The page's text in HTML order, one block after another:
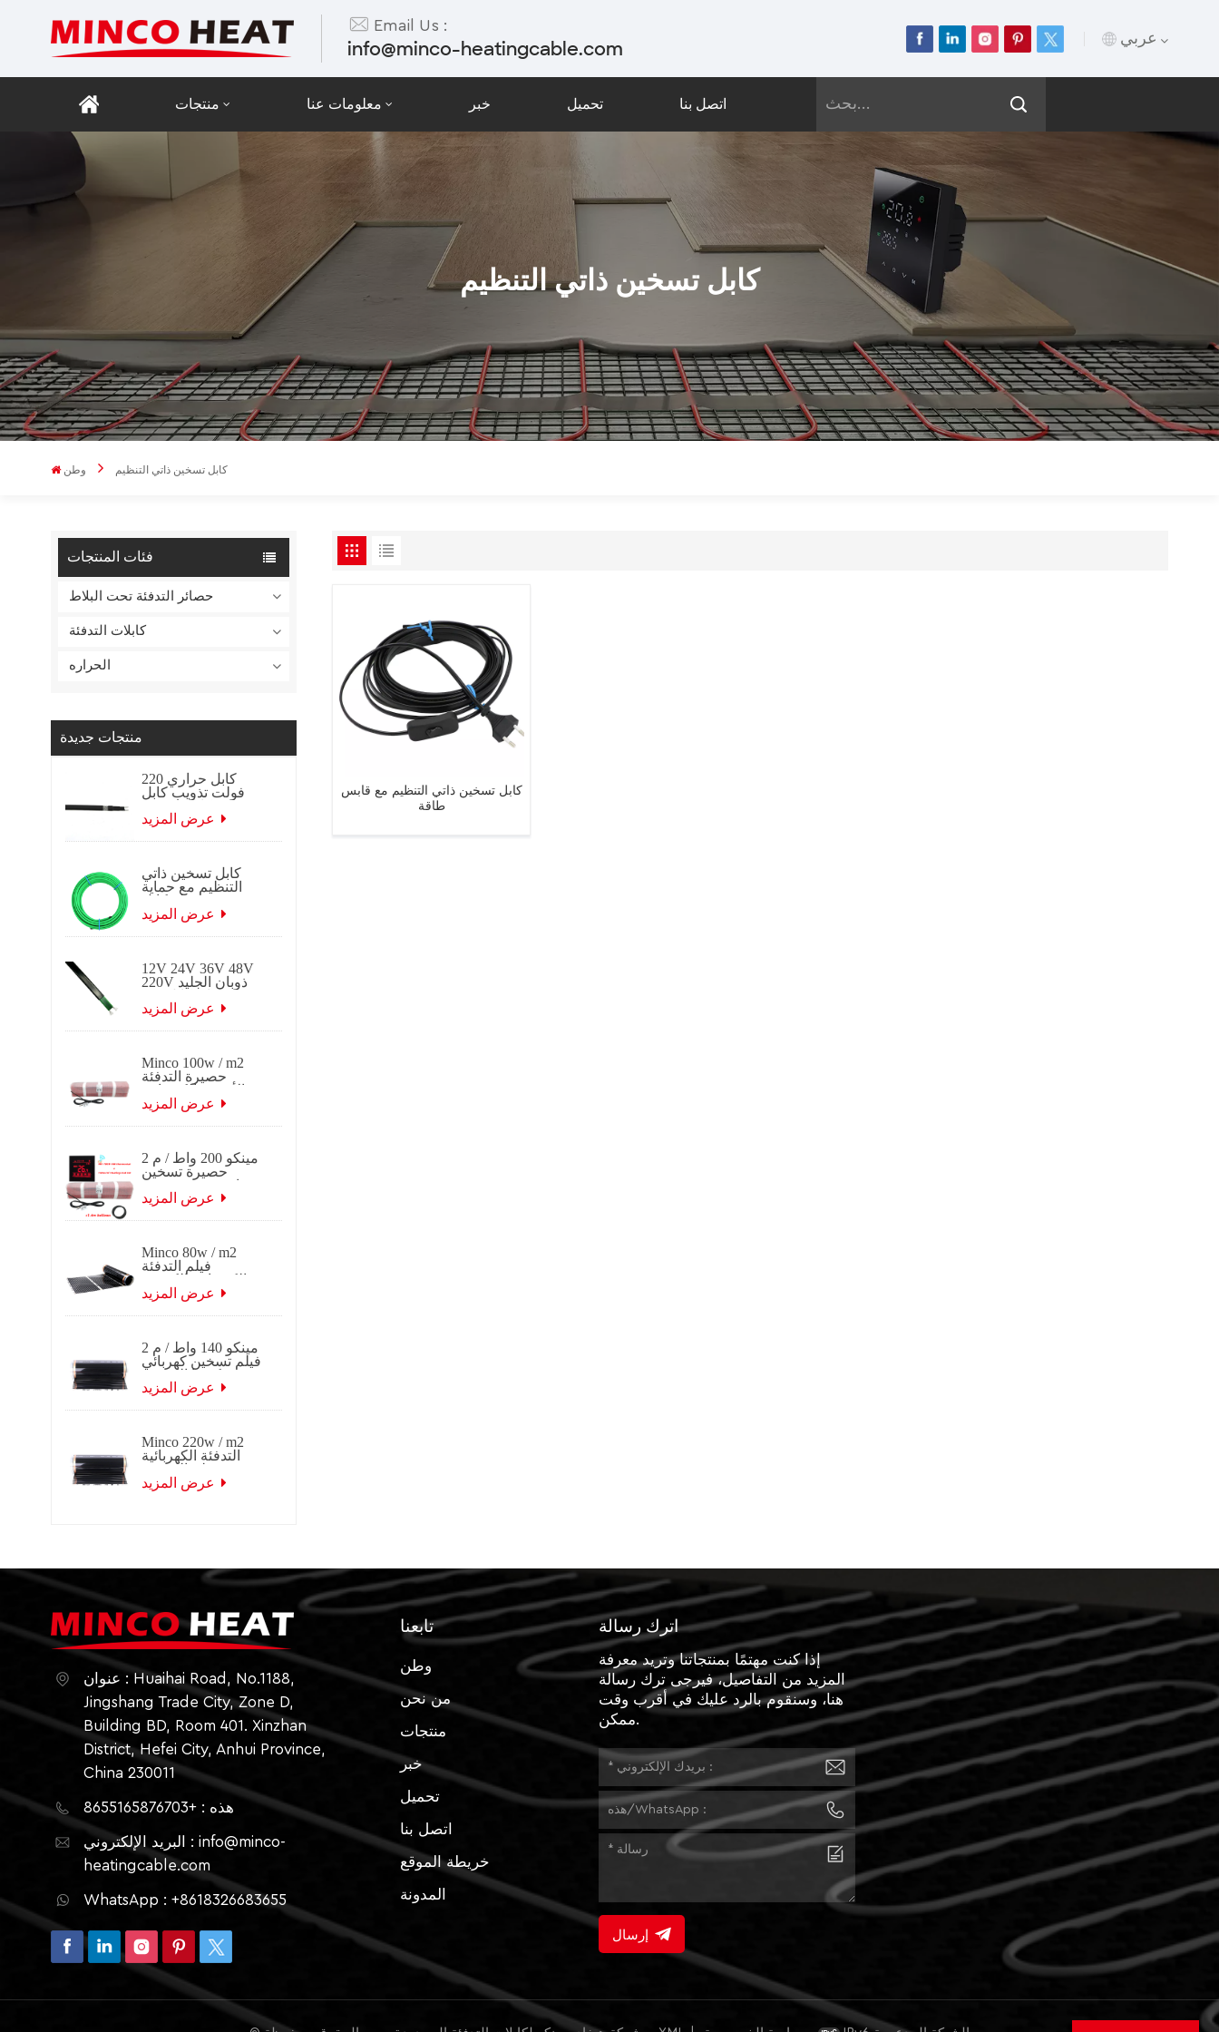
Email Us :
info@minco-heatingcable.com عربي
Русский
Español
Português
Polski
منتجات معلومات عنا خبر تحميل اتصل بنا
كابل تسخين ذاتي التنظيم
وطن كابل تسخين ذاتي التنظيم
فئات المنتجات
حصائر التدفئة تحت البلاط
كابلات التدفئة
الحراره
منتجات جديدة
كابل حراري 220
فولت تذويب كابل
ذاتي التنظيم
كابل تسخين ذاتي
التنظيم مع حماية
تجميد جديلة كابل
تتبع الحرارة
الكهربائي ذاتي
التنظيم لتطبيقات
12V 24V 36V 48V
220V ذوبان الجليد
التدفئة الكهربائية
Minco 100w / m2
حصيرة التدفئة
الأرضية الكهربائية
مينكو 200 واط / م 2
حصيرة تسخين
حرارية 0.5 ~ 15 م 2
عرض 0.5 م
Minco 80w / m2
فيلم التدفئة
الكهربائية الكربون
الأشعة تحت الحمراء
البعيدة
مينكو 140 واط / م 2
فيلم تسخين كهربائي
كوريا الكربون
بالأشعة تحت
Minco 220w / m2
التدفئة الكهربائية
بالأشعة تحت
كابل تسخين ذاتي التنظيم مع قابس
طاقة
عنوان : Huaihai Road, No.1188,
Jingshang Trade City, Zone D,
Building BD, Room 401. Xinzhan
District, Hefei City, Anhui Province,
China 230011
هذه : +8655165876703
البريد الإلكتروني : info@minco-
heatingcable.com
WhatsApp : +8618326683655
تابعنا
وطن
من نحن
منتجات
خبر
تحميل
اتصل بنا
خريطة الموقع
المدونة
اترك رسالة
إذا كنت مهتمًا بمنتجاتنا وتريد معرفة
المزيد من التفاصيل، فيرجى ترك رسالة
هنا، وسنقوم بالرد عليك في أقرب وقت
ممكن.
إرسال